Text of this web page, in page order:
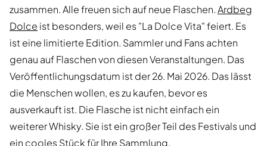
zusammen. Alle freuen sich auf neue Flaschen.Ardbeg
Dolce ist besonders, weil es "La Dolce Vita" feiert. Es
ist eine limitierte Edition. Sammler und Fans achten
genau auf Flaschen von diesen Veranstaltungen. Das
Veröffentlichungsdatum ist der 26. Mai 2026. Das lässt
die Menschen wollen, es zu kaufen, bevor es
ausverkauft ist. Die Flasche ist nicht einfach ein
weiterer Whisky. Sie ist ein großer Teil des Festivals und
ein cooles Stück für Ihre Sammlung.